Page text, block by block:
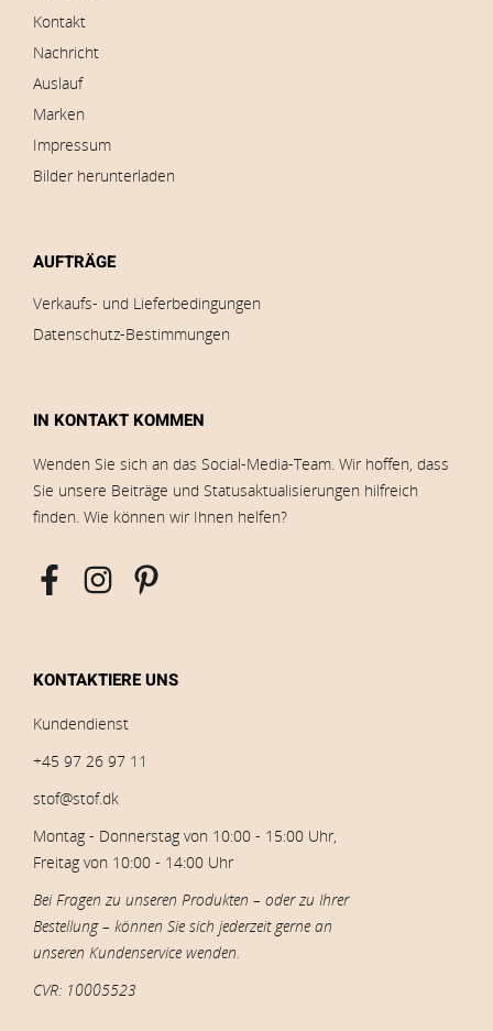
Kontakt
Nachricht
Auslauf
Marken
Impressum
Bilder herunterladen
AUFTRÄGE
Verkaufs- und Lieferbedingungen
Datenschutz-Bestimmungen
IN KONTAKT KOMMEN
Wenden Sie sich an das Social-Media-Team. Wir hoffen, dass
Sie unsere Beiträge und Statusaktualisierungen hilfreich
finden. Wie können wir Ihnen helfen?
KONTAKTIERE UNS
Kundendienst
+45 97 26 97 11
stof@stof.dk
Montag - Donnerstag von 10:00 - 15:00 Uhr,
Freitag von 10:00 - 14:00 Uhr
Bei Fragen zu unseren Produkten – oder zu Ihrer
Bestellung – können Sie sich jederzeit gerne an
unseren Kundenservice wenden.
CVR: 10005523